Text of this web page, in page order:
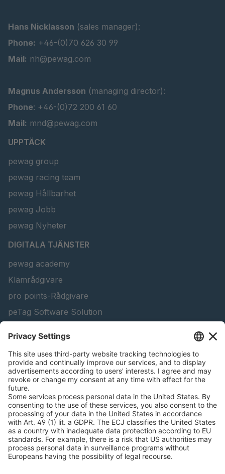
Hans Nicklasson (sales manager):
Phone: +46-(0)70 626 30 99
Mail: nh@pewag.com
Magnus Andersson (managing director):
Phone: +46-(0)72 200 61 60
Mail: mnd@pewag.com
UPPTÄCK
pewag group
pewag racing team
pewag Hållbarhet
pewag Jobb
pewag Nyheter
DIGITALA TJÄNSTER
pewag academy
Klämrådgivare
pro points-Rådgivare
peTag Software Solution
Snow Chain Configurator - Företagskunder
Hitta Skogprodukter
Kataloger
JURIDISK INFORMATION
Certifikat
Innehallsfakturaavtal
Villkor och bestämmelser
Dataskyddspolicy